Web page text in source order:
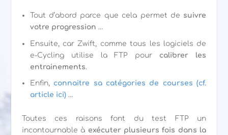
Tout d’abord parce que cela permet de suivre
votre progression …
Ensuite, car Zwift, comme tous les logiciels de
e-Cycling utilise la FTP pour calibrer les
entrainements.
Enfin, connaitre sa catégories de courses (cf.
article ici) …
Toutes ces raisons font du test FTP un
incontournable à exécuter plusieurs fois dans la